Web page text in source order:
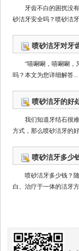
牙齿不白的困扰没
砂洁牙安全吗？喷砂洁
喷砂洁牙对牙
“嘻唰唰，嘻唰唰
吗？本文为您详细解答...
喷砂洁牙的好
我们知道牙结石很
方式，那么喷砂洁牙的
喷砂洁牙多少
喷砂洁牙多少钱？
白、治疗于一体的洁牙